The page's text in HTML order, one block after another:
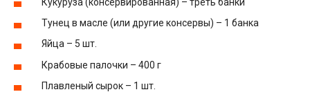
Тунец в масле (или другие консервы) – 1 банка
Яйца – 5 шт.
Крабовые палочки – 400 г
Плавленый сырок – 1 шт.